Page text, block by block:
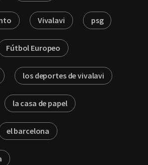
Vivalavi psg
Fútbol Europeo
los deportes de vivalavi
la casa de papel
el barcelona